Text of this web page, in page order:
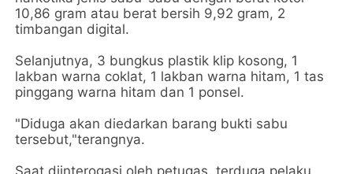
10,86 gram atau berat bersih 9,92 gram, 2
timbangan digital.
Selanjutnya, 3 bungkus plastik klip kosong, 1
lakban warna coklat, 1 lakban warna hitam, 1 tas
pinggang warna hitam dan 1 ponsel.
"Diduga akan diedarkan barang bukti sabu
tersebut,"terangnya.